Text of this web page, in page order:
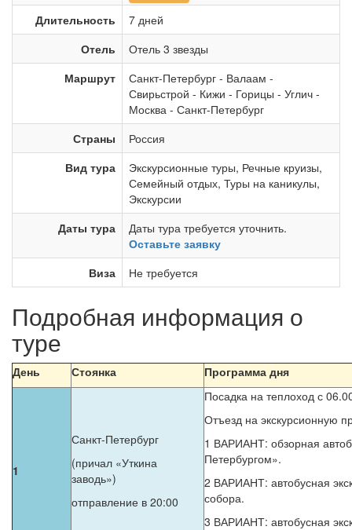
Длительность
7 дней
Отель
Отель 3 звезды
Маршрут
Санкт-Петербург - Валаам -
Свирьстрой - Кижи - Горицы - Углич -
Москва - Санкт-Петербург
Страны
Россия
Вид тура
Экскурсионные туры, Речные круизы,
Семейный отдых, Туры на каникулы,
Экскурсии
Даты тура
Даты тура требуется уточнить.
Оставьте заявку
Виза
Не требуется
Подробная информация о
туре
День Стоянка Программа дня
1
Санкт-Петербург
(причал «Уткина
заводь»)
отправление в 20:00
Посадка на теплоход с
Отъезд на экскурсионную
1 ВАРИАНТ: обзорная
Петербургом».
2 ВАРИАНТ: автобусная
собора.
3 ВАРИАНТ: автобусная